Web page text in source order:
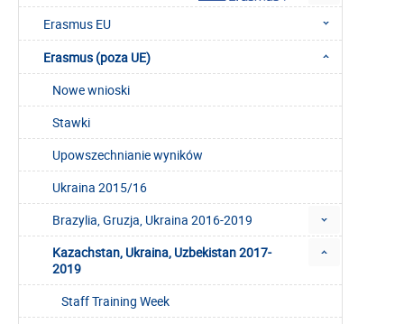
Erasmus EU
Erasmus (poza UE)
Nowe wnioski
Stawki
Upowszechnianie wyników
Ukraina 2015/16
Brazylia, Gruzja, Ukraina 2016-2019
Kazachstan, Ukraina, Uzbekistan 2017-
2019
Staff Training Week